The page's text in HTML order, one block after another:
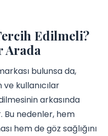
Edilmeli?
Arada
bulunsa da,
ve kullanıcılar
arkasında
Bu nedenler, hem
hem de göz sağlığını